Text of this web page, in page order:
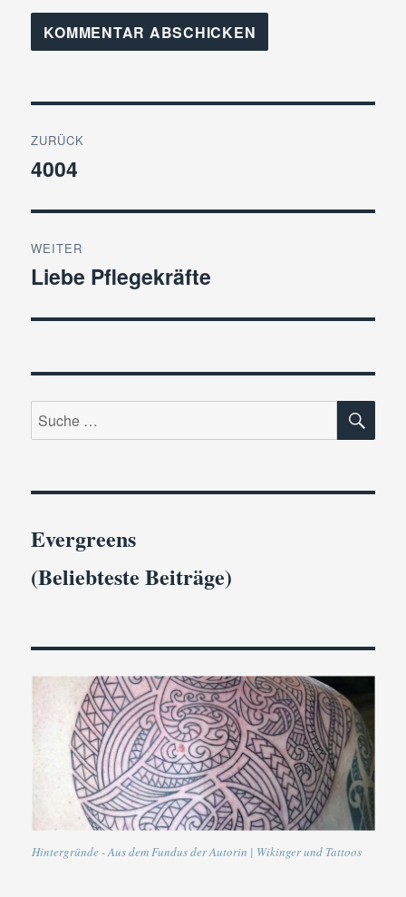
ZURÜCK
Vorheriger
4004
WEITER
Nächster
Liebe Pflegekräfte
Suche
nach:
Evergreens
(Beliebteste Beiträge)
Hintergründe - Aus dem Fundus der Autorin | Wikinger und Tattoos